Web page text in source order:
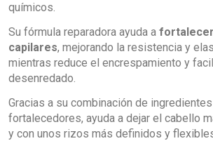
químicos.
Su fórmula reparadora ayuda a
capilares, mejorando la resistencia y
mientras reduce el encrespamiento y
desenredado.
Gracias a su combinación de
fortalecedores, ayuda a dejar el cabello
y con unos rizos más definidos y